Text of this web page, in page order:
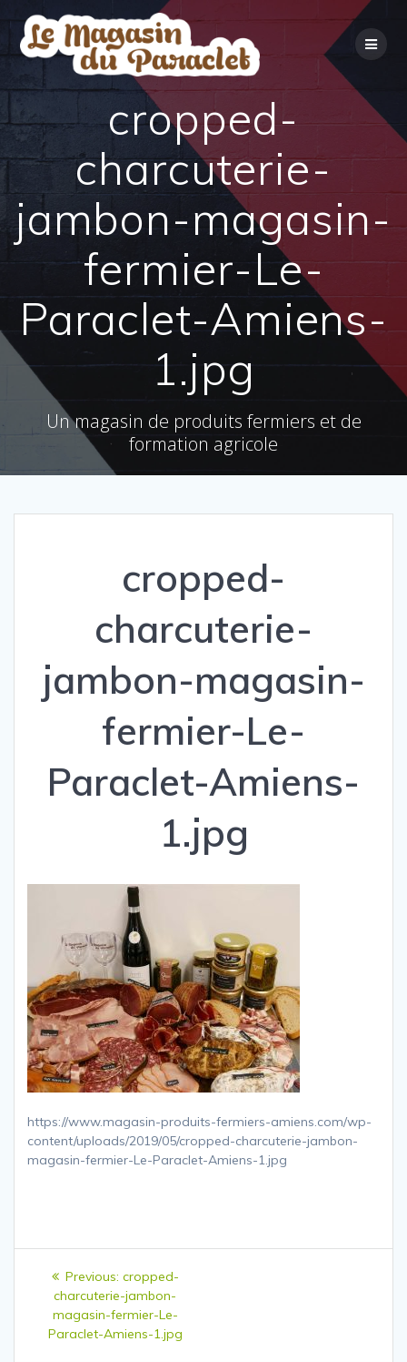
content
cropped-
charcuterie-
jambon-magasin-
fermier-Le-
Paraclet-Amiens-
1.jpg
Un magasin de produits fermiers et de
formation agricole
cropped-
charcuterie-
jambon-magasin-
fermier-Le-
Paraclet-Amiens-
1.jpg
https://www.magasin-produits-fermiers-amiens.com/wp-
content/uploads/2019/05/cropped-charcuterie-jambon-
magasin-fermier-Le-Paraclet-Amiens-1.jpg
Navigation
l’article
Previous: Previous
post:
cropped-
charcuterie-jambon-
magasin-fermier-Le-
Paraclet-Amiens-1.jpg